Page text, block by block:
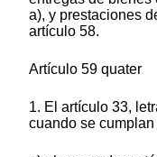
a), y prestaciones
artículo 58.
Artículo 59 quater
1. El artículo 33,
cuando se